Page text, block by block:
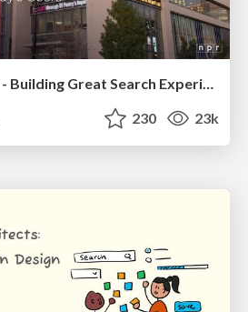
"I'm Feeling Lucky" - Building Great Search Experiences for Today's Users (#IAC19)
230 23k